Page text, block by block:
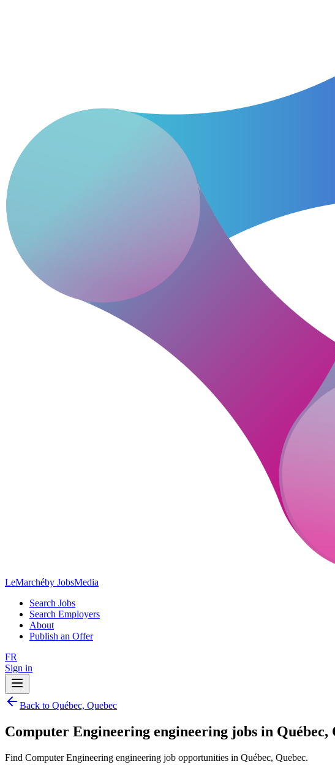
LeMarchéby JobsMedia
Search Jobs
Search Employers
About
Publish an Offer
FR
Sign in
Back to Québec, Quebec
Computer Engineering engineering jobs in Québec,
Find Computer Engineering engineering job opportunities in Québec, Quebec.